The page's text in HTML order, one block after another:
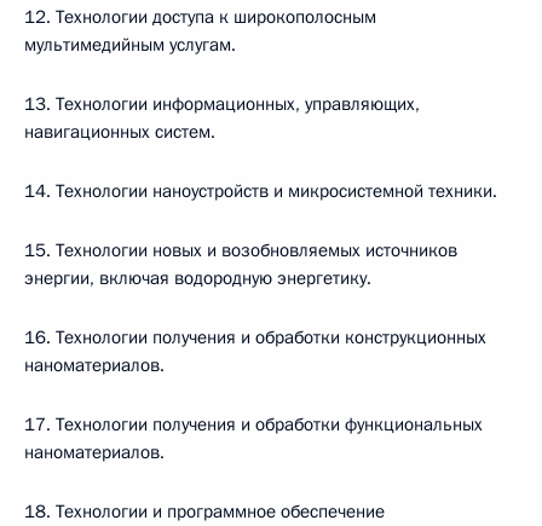
12. Технологии доступа к широкополосным
мультимедийным услугам.
13. Технологии информационных, управляющих,
навигационных систем.
14. Технологии наноустройств и микросистемной техники.
15. Технологии новых и возобновляемых источников
энергии, включая водородную энергетику.
16. Технологии получения и обработки конструкционных
наноматериалов.
17. Технологии получения и обработки функциональных
наноматериалов.
18. Технологии и программное обеспечение